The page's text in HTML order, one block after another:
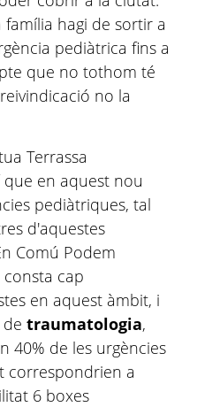
hagi de sortir a
pediàtrica fins a
que no tothom té
no la
Terrassa
que en aquest nou
pediàtriques, tal
d'aquestes
Comú Podem
cap
en aquest àmbit, i
traumatologia,
40% de les urgències
correspondrien a
6 boxes